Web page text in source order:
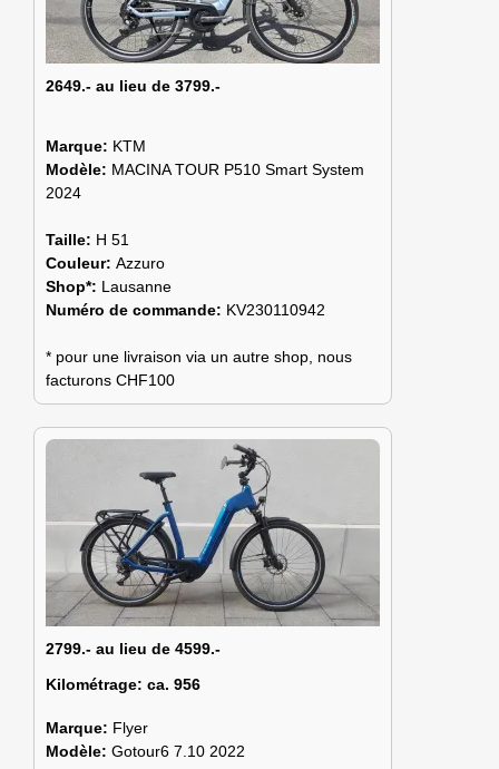
2649.- au lieu de 3799.-
Marque: KTM
Modèle: MACINA TOUR P510 Smart System
2024
Taille: H 51
Couleur: Azzuro
Shop*: Lausanne
Numéro de commande: KV230110942
* pour une livraison via un autre shop, nous
facturons CHF100
2799.- au lieu de 4599.-
Kilométrage: ca. 956
Marque: Flyer
Modèle: Gotour6 7.10 2022